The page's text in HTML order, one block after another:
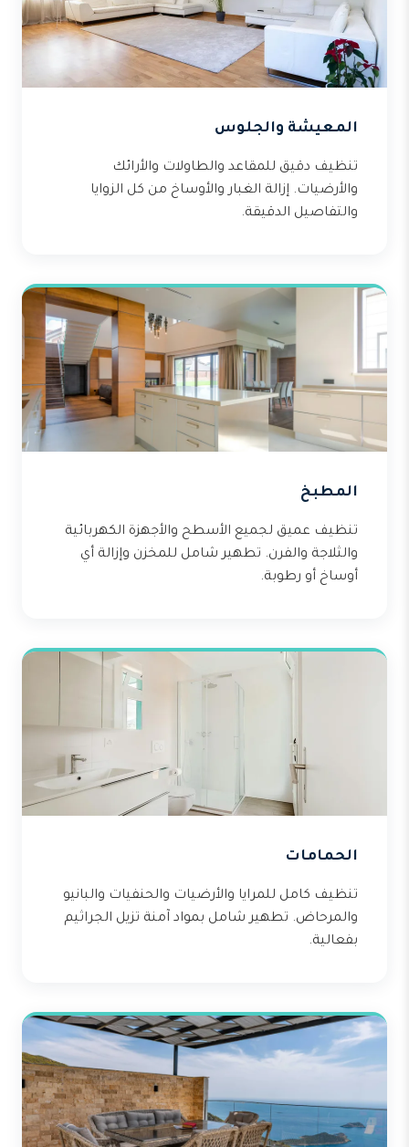
المعيشة والجلوس
تنظيف دقيق للمقاعد والطاولات والأرائك
والأرضيات. إزالة الغبار والأوساخ من كل الزوايا
والتفاصيل الدقيقة.
المطبخ
تنظيف عميق لجميع الأسطح والأجهزة الكهربائية
والثلاجة والفرن. تطهير شامل للمخزن وإزالة أي
أوساخ أو رطوبة.
الحمامات
تنظيف كامل للمرايا والأرضيات والحنفيات والبانيو
والمرحاض. تطهير شامل بمواد آمنة تزيل الجراثيم
بفعالية.